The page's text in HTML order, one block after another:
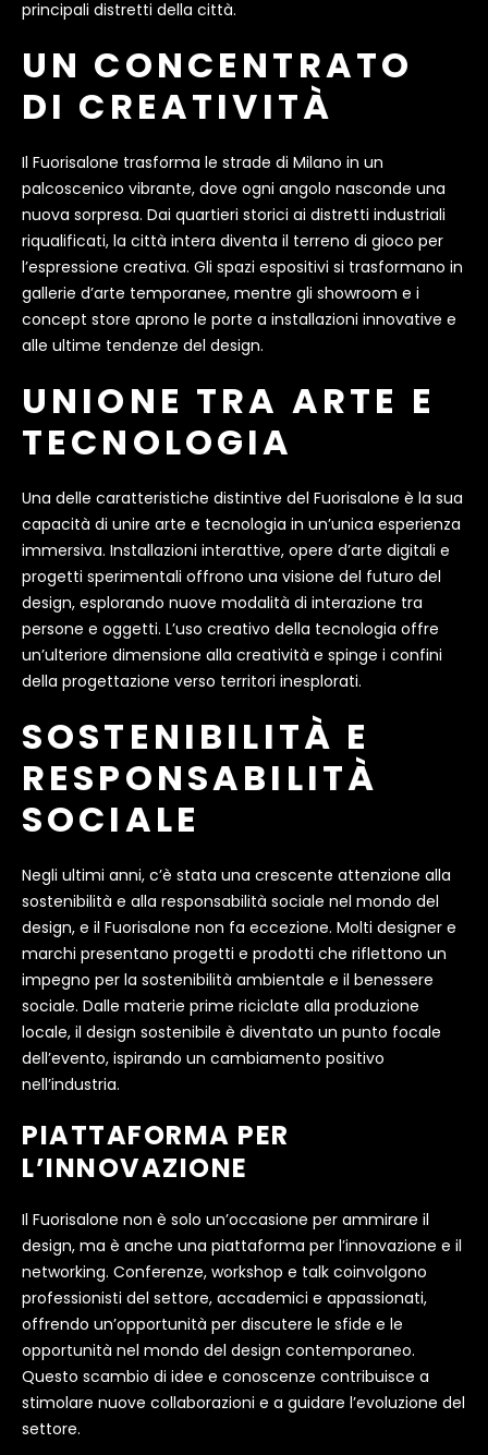
principali distretti della città.
UN CONCENTRATO
DI CREATIVITÀ
Il Fuorisalone trasforma le strade di Milano in un
palcoscenico vibrante, dove ogni angolo nasconde una
nuova sorpresa. Dai quartieri storici ai distretti industriali
riqualificati, la città intera diventa il terreno di gioco per
l’espressione creativa. Gli spazi espositivi si trasformano in
gallerie d’arte temporanee, mentre gli showroom e i
concept store aprono le porte a installazioni innovative e
alle ultime tendenze del design.
UNIONE TRA ARTE E
TECNOLOGIA
Una delle caratteristiche distintive del Fuorisalone è la sua
capacità di unire arte e tecnologia in un’unica esperienza
immersiva. Installazioni interattive, opere d’arte digitali e
progetti sperimentali offrono una visione del futuro del
design, esplorando nuove modalità di interazione tra
persone e oggetti. L’uso creativo della tecnologia offre
un’ulteriore dimensione alla creatività e spinge i confini
della progettazione verso territori inesplorati.
SOSTENIBILITÀ E
RESPONSABILITÀ
SOCIALE
Negli ultimi anni, c’è stata una crescente attenzione alla
sostenibilità e alla responsabilità sociale nel mondo del
design, e il Fuorisalone non fa eccezione. Molti designer e
marchi presentano progetti e prodotti che riflettono un
impegno per la sostenibilità ambientale e il benessere
sociale. Dalle materie prime riciclate alla produzione
locale, il design sostenibile è diventato un punto focale
dell’evento, ispirando un cambiamento positivo
nell’industria.
PIATTAFORMA PER
L’INNOVAZIONE
Il Fuorisalone non è solo un’occasione per ammirare il
design, ma è anche una piattaforma per l’innovazione e il
networking. Conferenze, workshop e talk coinvolgono
professionisti del settore, accademici e appassionati,
offrendo un’opportunità per discutere le sfide e le
opportunità nel mondo del design contemporaneo.
Questo scambio di idee e conoscenze contribuisce a
stimolare nuove collaborazioni e a guidare l’evoluzione del
settore.